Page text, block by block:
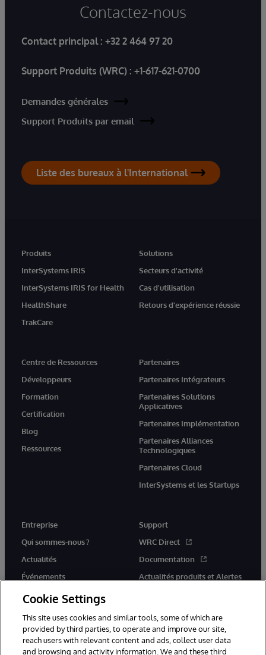
Contactez-nous
Contact principal : +32 2 464 97 20
Support Produits (WRC) : +1-617-621-0700
Demandes générales
Support Produits par email
Liste des bureaux à l'International
Produits
InterSystems IRIS
InterSystems IRIS for Health
HealthShare
TrakCare
Solutions
Secteurs d'activité
Cas d'utilisation
Retours d'expérience réussie
Centre de Ressources
Développeurs
Formation
Certification
Blog
Ressources
Partenaires
Partenaires Intégrateurs
Partenaires Solutions
Applicatives
Partenaires Implémentation
Partenaires Alliances
Technologiques
Partenaires Cloud
InterSystems et les Startups
Entreprise
Qui sommes-nous ?
Actualités
Événements
Rejoignez-nous
Support
WRC Direct
Documentation
Actualités produits et Alertes
Cookie Settings
This site uses cookies and similar tools, some of which are
provided by third parties, to operate and improve our site,
reach users with relevant content and ads, collect user data
and browsing and activity information. We and these third